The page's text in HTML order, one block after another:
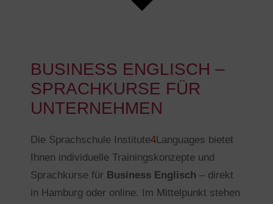
BUSINESS ENGLISCH –
SPRACHKURSE FÜR
UNTERNEHMEN
Die Sprachschule Institute4Languages bietet
Ihnen individuelle Trainingskonzepte und
Sprachkurse für Business Englisch – direkt
in Hamburg oder online. Im Mittelpunkt stehen